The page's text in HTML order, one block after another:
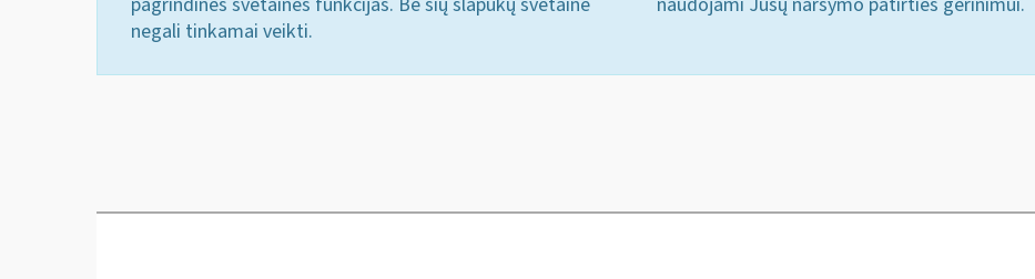
negali tinkamai veikti.